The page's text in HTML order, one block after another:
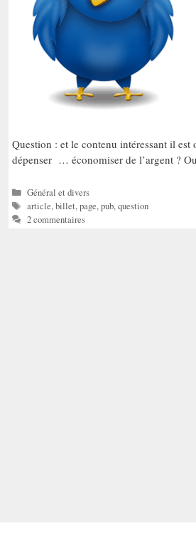
Question : et le contenu intéressant il
dépenser … économiser de l’argent ?
Catégories
Général et divers
Étiquettes
article,billet,page,pub,question
2 commentaires